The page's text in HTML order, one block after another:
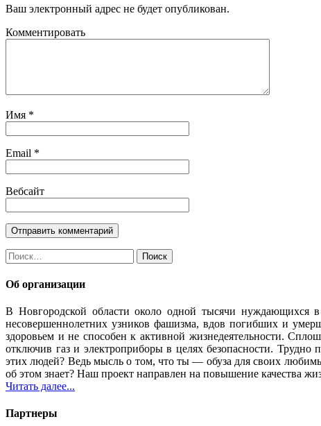
Ваш электронный адрес не будет опубликован.
Комментировать
Имя *
Email *
Вебсайт
Найти:
Об организации
В Новгородской области около одной тысячи
несовершеннолетних узников фашизма, вдов погибших и
здоровьем и не способен к активной жизнедеятельности.
отключив газ и электроприборы в целях безопасности.
этих людей? Ведь мысль о том, что ты — обуза для своих
об этом знает? Наш проект направлен на повышение качества
Читать далее...
Партнеры